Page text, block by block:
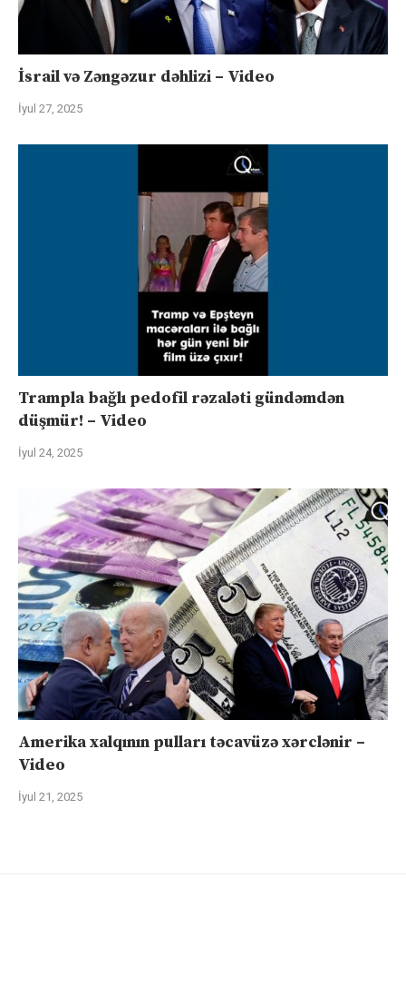
İsrail və Zəngəzur dəhlizi – Video
İyul 27, 2025
Trampla bağlı pedofil rəzaləti gündəmdən
düşmür! – Video
İyul 24, 2025
Amerika xalqının pulları təcavüzə xərclənir –
Video
İyul 21, 2025